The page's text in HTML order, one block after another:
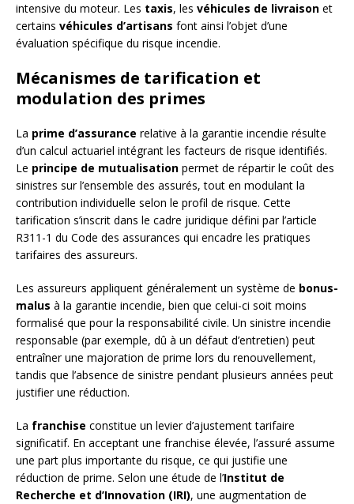
intensive du moteur. Les taxis, les véhicules de livraison et
certains véhicules d’artisans font ainsi l’objet d’une
évaluation spécifique du risque incendie.
Mécanismes de tarification et
modulation des primes
La prime d’assurance relative à la garantie incendie résulte
d’un calcul actuariel intégrant les facteurs de risque identifiés.
Le principe de mutualisation permet de répartir le coût des
sinistres sur l’ensemble des assurés, tout en modulant la
contribution individuelle selon le profil de risque. Cette
tarification s’inscrit dans le cadre juridique défini par l’article
R311-1 du Code des assurances qui encadre les pratiques
tarifaires des assureurs.
Les assureurs appliquent généralement un système de bonus-
malus à la garantie incendie, bien que celui-ci soit moins
formalisé que pour la responsabilité civile. Un sinistre incendie
responsable (par exemple, dû à un défaut d’entretien) peut
entraîner une majoration de prime lors du renouvellement,
tandis que l’absence de sinistre pendant plusieurs années peut
justifier une réduction.
La franchise constitue un levier d’ajustement tarifaire
significatif. En acceptant une franchise élevée, l’assuré assume
une part plus importante du risque, ce qui justifie une
réduction de prime. Selon une étude de l’Institut de
Recherche et d’Innovation (IRI), une augmentation de